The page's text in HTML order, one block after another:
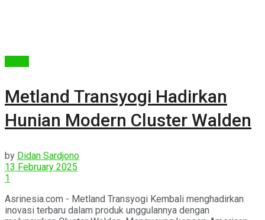
Metland Transyogi Hadirkan
Hunian Modern Cluster Walden
by Didan Sardjono
13 February 2025
1
Asrinesia.com - Metland Transyogi Kembali menghadirkan
inovasi terbaru dalam produk unggulannya dengan